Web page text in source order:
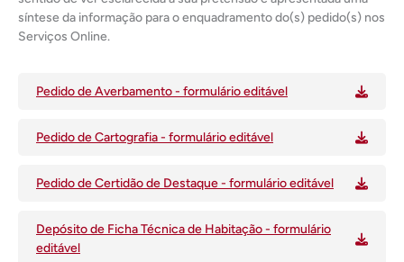
síntese da informação para o enquadramento do(s) pedido(s) nos
Serviços Online.
Pedido de Averbamento - formulário editável
Pedido de Cartografia - formulário editável
Pedido de Certidão de Destaque - formulário editável
Depósito de Ficha Técnica de Habitação - formulário
editável